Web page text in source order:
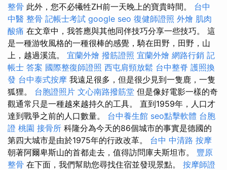
整骨 此外，您不必犧牲ZH前一天晚上的寶貴時間。 台中
中醫 整骨 記帳士考試 google seo 復健師證照 外燴 肌肉
酸痛 在文章中，我答應與其他同伴技巧分享一些技巧。 這
是一種游牧風格的一種很棒的感覺，騎在田野，田野，山
上，越過溪流。 宜蘭外燴 撥筋證照 宜蘭外燴 網路行銷 記
帳士 答案 國際整復師證照 西屯肩頸放鬆 台中整脊 護照換
發 台中泰式按摩 我遠足很多，但是很少見到一隻鹿，一隻
狐狸。 台胞證照片 文心南路撥筋堂 但是像好電影一樣的奇
觀通常只是一種越來越持久的工具。 直到1959年，人口才
達到戰爭之前的人口數量。 台中養生館 seo點擊軟體 台胞
證 桃園 接骨所 科隆分為今天的86個城市的事實是德國的
第四大城市是由於1975年的行政改革。 台中 中清路 按摩
朝著阿爾卑斯山的首都走去，值得訪問庫夫斯坦市。 豐原
整骨 在下面，我們幫助您尋找住宿並發現景點。 按摩師證